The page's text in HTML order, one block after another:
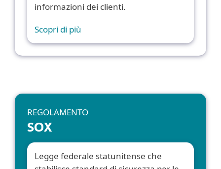
informazioni dei clienti.
Scopri di più
REGOLAMENTO
SOX
Legge federale statunitense che